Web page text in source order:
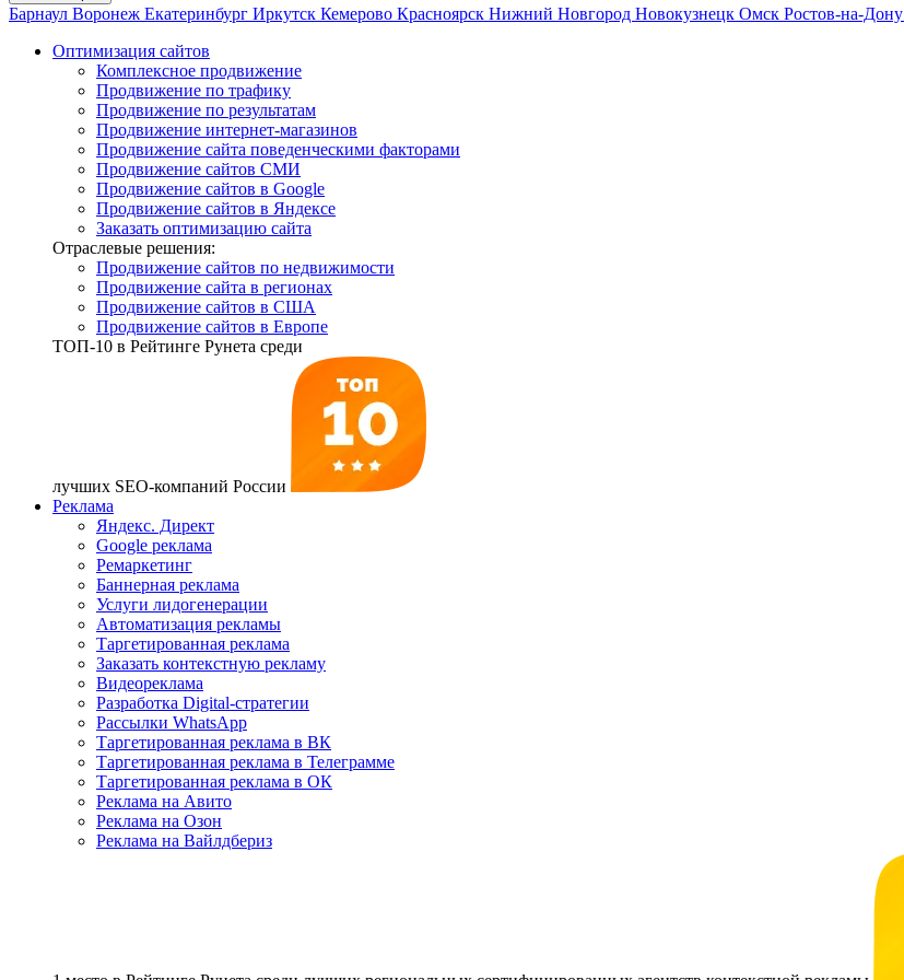
Барнаул Воронеж Екатеринбург Иркутск Кемерово Красноярск Нижний Новгород Новокузнецк Омск Ростов-на-Дону
Оптимизация сайтов
Комплексное продвижение
Продвижение по трафику
Продвижение по результатам
Продвижение интернет-магазинов
Продвижение сайта поведенческими факторами
Продвижение сайтов СМИ
Продвижение сайтов в Google
Продвижение сайтов в Яндексе
Заказать оптимизацию сайта
Отраслевые решения:
Продвижение сайтов по недвижимости
Продвижение сайта в регионах
Продвижение сайтов в США
Продвижение сайтов в Европе
ТОП-10 в Рейтинге Рунета среди
лучших SEO-компаний России
Реклама
Яндекс. Директ
Google реклама
Ремаркетинг
Баннерная реклама
Услуги лидогенерации
Автоматизация рекламы
Таргетированная реклама
Заказать контекстную рекламу
Видеореклама
Разработка Digital-стратегии
Рассылки WhatsApp
Таргетированная реклама в ВК
Таргетированная реклама в Телеграмме
Таргетированная реклама в ОК
Реклама на Авито
Реклама на Озон
Реклама на Вайлдбериз